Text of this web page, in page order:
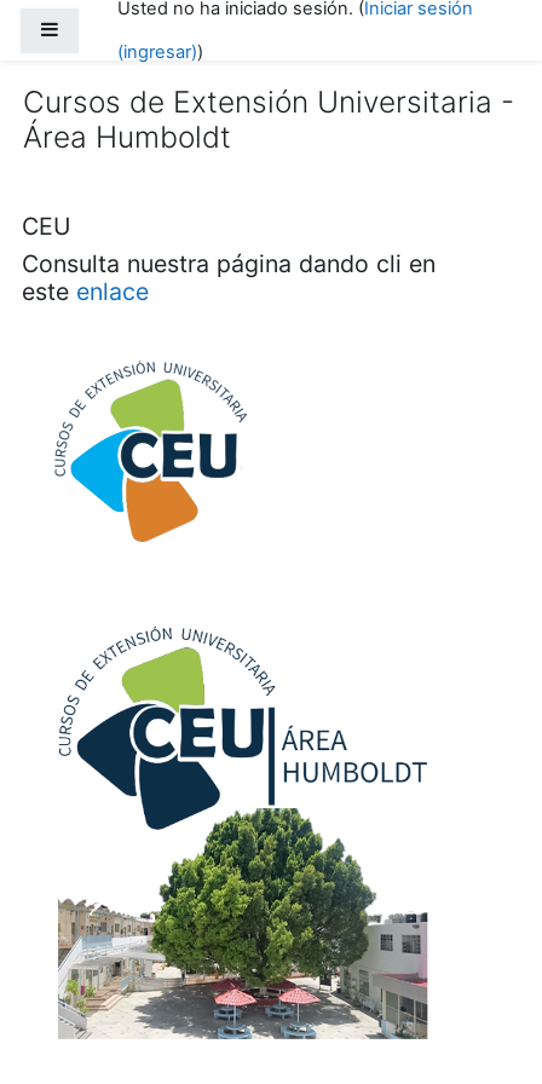
Saltar al contenido principalUsted no ha iniciado sesión. (Iniciar sesión
(ingresar))
Cursos de Extensión Universitaria -
Área Humboldt
CEU
Consulta nuestra página dando cli en
este enlace